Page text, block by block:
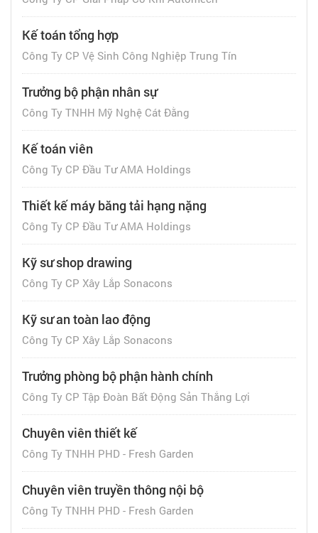
Kế toán tổng hợp
Công Ty CP Vệ Sinh Công Nghiệp Trung Tín
Trưởng bộ phận nhân sự
Công Ty TNHH Mỹ Nghệ Cát Đằng
Kế toán viên
Công Ty CP Đầu Tư AMA Holdings
Thiết kế máy băng tải hạng nặng
Công Ty CP Đầu Tư AMA Holdings
Kỹ sư shop drawing
Công Ty CP Xây Lắp Sonacons
Kỹ sư an toàn lao động
Công Ty CP Xây Lắp Sonacons
Trưởng phòng bộ phận hành chính
Công Ty CP Tập Đoàn Bất Động Sản Thắng Lợi
Chuyên viên thiết kế
Công Ty TNHH PHD - Fresh Garden
Chuyên viên truyền thông nội bộ
Công Ty TNHH PHD - Fresh Garden